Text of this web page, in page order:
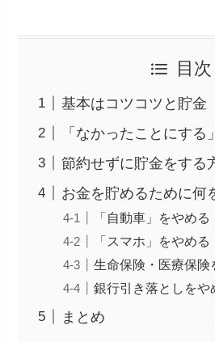
目次
基本はコツコツと貯金
「なかったことにする
節約せずに貯金をする
お金を貯めるために何
「自動車」をやめる
「スマホ」をやめる
生命保険・医療保険
銀行引き落としをや
まとめ